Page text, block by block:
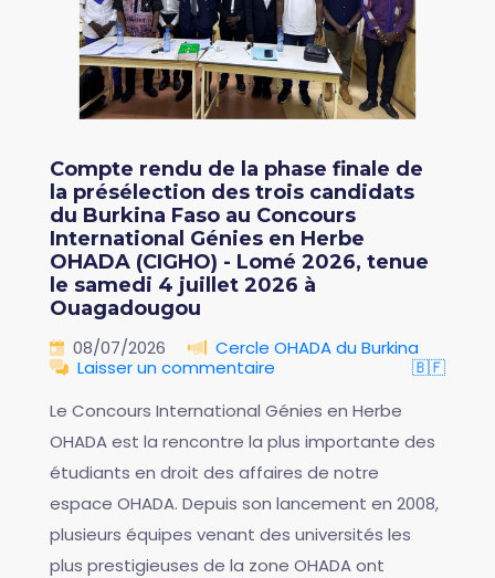
Compte rendu de la phase finale de
la présélection des trois candidats
du Burkina Faso au Concours
International Génies en Herbe
OHADA (CIGHO) - Lomé 2026, tenue
le samedi 4 juillet 2026 à
Ouagadougou
08/07/2026
Cercle OHADA du Burkina
Laisser un commentaire
🇧🇫
Le Concours International Génies en Herbe
OHADA est la rencontre la plus importante des
étudiants en droit des affaires de notre
espace OHADA. Depuis son lancement en 2008,
plusieurs équipes venant des universités les
plus prestigieuses de la zone OHADA ont